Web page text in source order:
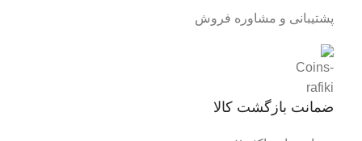
ضمانت بازگشت کالا
پشتیبانی و مشاوره فروش